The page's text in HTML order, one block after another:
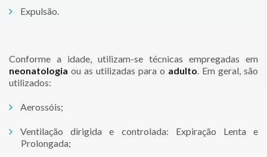
Expulsão.
Conforme a idade, utilizam-se técnicas empregadas em
neonatologia ou as utilizadas para o adulto . Em geral, são
utilizados:
Aerossóis;
Ventilação dirigida e controlada: Expiração Lenta e
Prolongada;